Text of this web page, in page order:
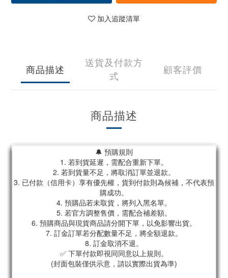
加入追蹤清單
商品描述
送貨及付款方
式
顧客評價
商品描述
🔔 預購規則
1. 若到貨延遲，需配合重新下單。
2. 若到貨量不足，將取消訂單並退款。
3. 已付款（信用卡）享有優先權，貨到付款則為候補，不代表預
購成功。
4. 預購品若未取貨，將列入黑名單。
5. 若官方調整售價，需配合補差額。
6. 預購商品與現貨商品請分開下單，以免影響出貨。
7. 訂金訂單若分配數量不足，將全額退款。
8. 訂金取消不退。
✅ 下單付款即視同同意以上規則。
(封面包裝僅供示意，請以實際出貨為準)